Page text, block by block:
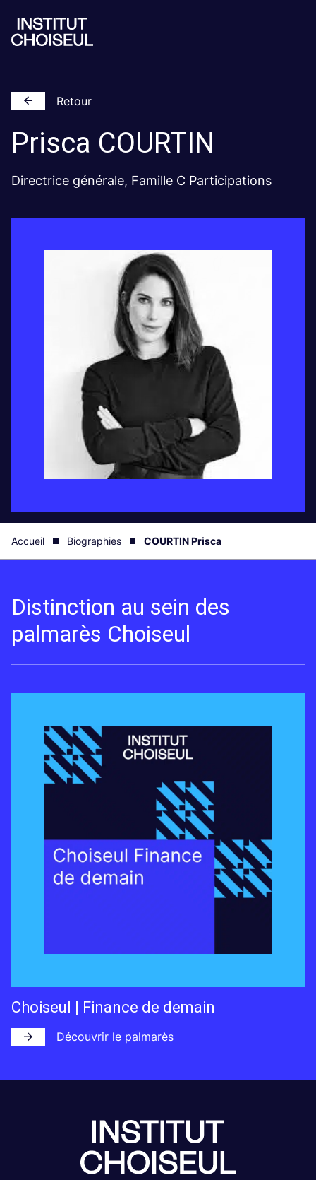
Retour
Prisca COURTIN
Directrice générale, Famille C Participations
Accueil Biographies COURTIN Prisca
Distinction au sein des
palmarès Choiseul
Choiseul | Finance de demain
Découvrir le palmarès